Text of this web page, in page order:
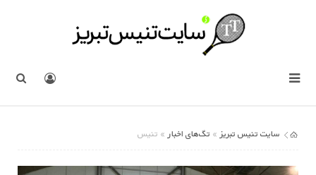
سایت تنیس تبریز » تگ‌های اخبار » تنیس